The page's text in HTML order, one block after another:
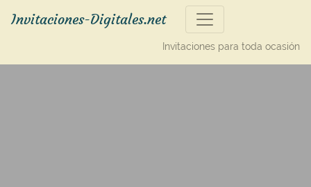
Invitaciones-Digitales.net
Invitaciones para toda ocasión